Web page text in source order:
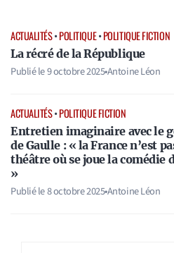
ACTUALITÉS•POLITIQUE•POLITIQUE FICTION
La récré de la République
Publié le9 octobre 2025•Antoine Léon
ACTUALITÉS•POLITIQUE FICTION
Entretien imaginaire avec le
de Gaulle : « la France n’est
théâtre où se joue la comédie
»
Publié le8 octobre 2025•Antoine Léon